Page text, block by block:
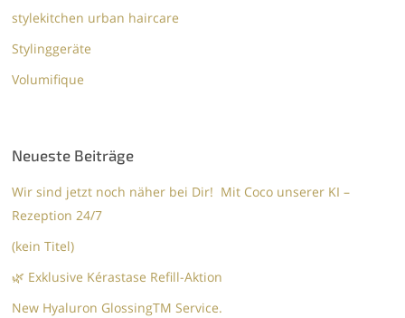
stylekitchen urban haircare
Stylinggeräte
Volumifique
Neueste Beiträge
Wir sind jetzt noch näher bei Dir! Mit Coco unserer KI –
Rezeption 24/7
(kein Titel)
🌿 Exklusive Kérastase Refill-Aktion
New Hyaluron GlossingTM​ Service.​